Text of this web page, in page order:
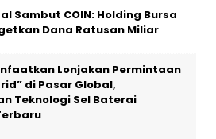
Sambut COIN: Holding Bursa
Dana Ratusan Miliar
Lonjakan Permintaan
di Pasar Global,
Teknologi Sel Baterai